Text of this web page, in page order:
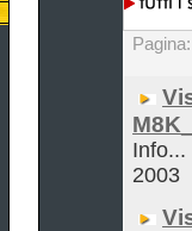
Info...
2003